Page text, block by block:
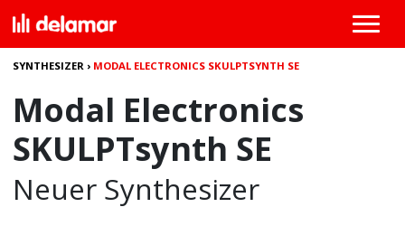
SYNTHESIZER › MODAL ELECTRONICS SKULPTSYNTH SE
Modal Electronics
SKULPTsynth SE
Neuer Synthesizer